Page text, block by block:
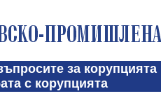
за
с корупцията